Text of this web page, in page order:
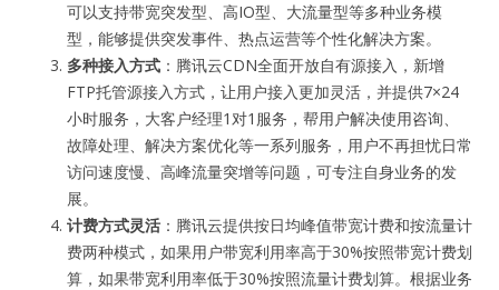
可以支持带宽突发型、高IO型、大流量型等多种业务模
型，能够提供突发事件、热点运营等个性化解决方案。
多种接入方式 ：腾讯云CDN全面开放自有源接入，新增
FTP托管源接入方式，让用户接入更加灵活，并提供7×24
小时服务，大客户经理1对1服务，帮用户解决使用咨询、
故障处理、解决方案优化等一系列服务，用户不再担忧日常
访问速度慢、高峰流量突增等问题，可专注自身业务的发
展。
计费方式灵活 ：腾讯云提供按日均峰值带宽计费和按流量计
费两种模式，如果用户带宽利用率高于30%按照带宽计费划
算，如果带宽利用率低于30%按照流量计费划算。根据业务